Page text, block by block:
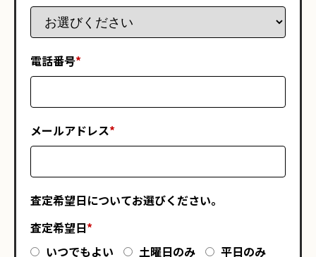
電話番号*
メールアドレス*
査定希望日についてお選びください。
査定希望日*
いつでもよい
土曜日のみ
平日のみ